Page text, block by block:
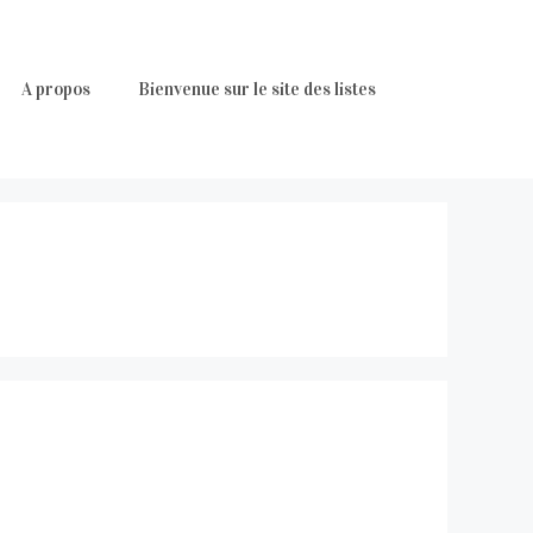
A propos Bienvenue sur le site des listes